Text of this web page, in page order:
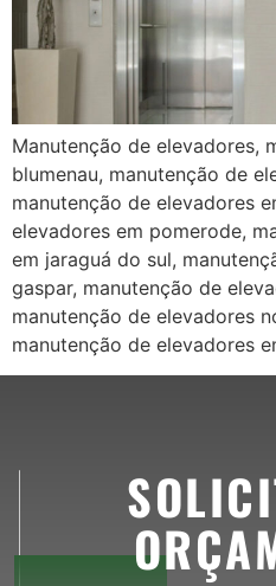
Manutenção de elevadores,
blumenau, manutenção de
manutenção de elevadores
elevadores em pomerode,
em jaraguá do sul,
gaspar, manutenção de
manutenção de elevadores
manutenção de elevadores